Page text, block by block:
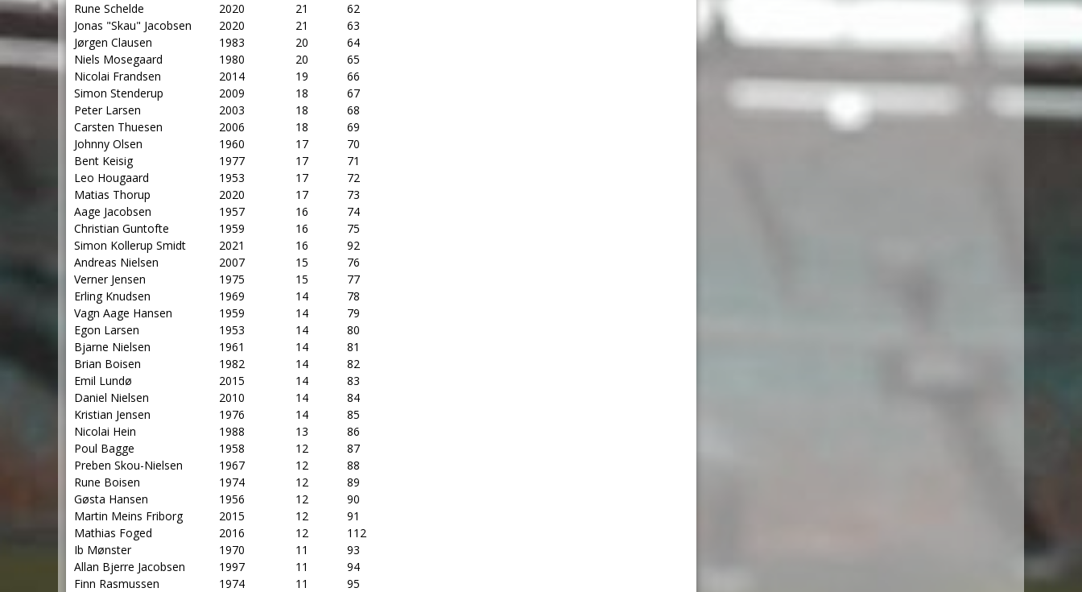
Rune Schelde
2020 21
62
Jonas "Skau" Jacobsen
2020 21
63
Jørgen Clausen
1983 20
64
Niels Mosegaard
1980 20
65
Nicolai Frandsen
2014 19
66
Simon Stenderup
2009 18
67
Peter Larsen
2003 18
68
Carsten Thuesen
2006 18
69
Johnny Olsen
1960 17
70
Bent Keisig
1977 17
71
Leo Hougaard
1953 17
72
Matias Thorup
2020 17
73
Aage Jacobsen
1957 16
74
Christian Guntofte
1959 16
75
Simon Kollerup Smidt
2021 16
92
Andreas Nielsen
2007 15
76
Verner Jensen
1975 15
77
Erling Knudsen
1969 14
78
Vagn Aage Hansen
1959 14
79
Egon Larsen
1953 14
80
Bjarne Nielsen
1961 14
81
Brian Boisen
1982 14
82
Emil Lundø
2015 14
83
Daniel Nielsen
2010 14
84
Kristian Jensen
1976 14
85
Nicolai Hein
1988 13
86
Poul Bagge
1958 12
87
Preben Skou-Nielsen
1967 12
88
Rune Boisen
1974 12
89
Gøsta Hansen
1956 12
90
Martin Meins Friborg
2015 12
91
Mathias Foged
2016 12
112
Ib Mønster
1970 11
93
Allan Bjerre Jacobsen
1997 11
94
Finn Rasmussen
1974 11
95